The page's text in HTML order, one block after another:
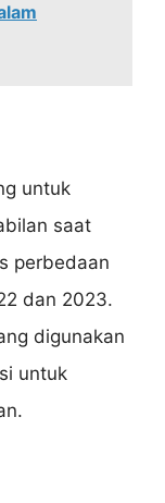
untuk
saat
perbedaan
dan 2023.
digunakan
untuk